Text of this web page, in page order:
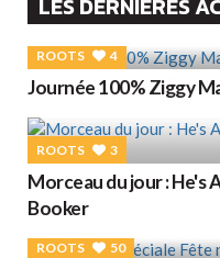
LES DERNIÈRES
ROOTS 4
Journée 100% Ziggy
ROOTS 3
Morceau du jour : He's
Booker
ROOTS 50